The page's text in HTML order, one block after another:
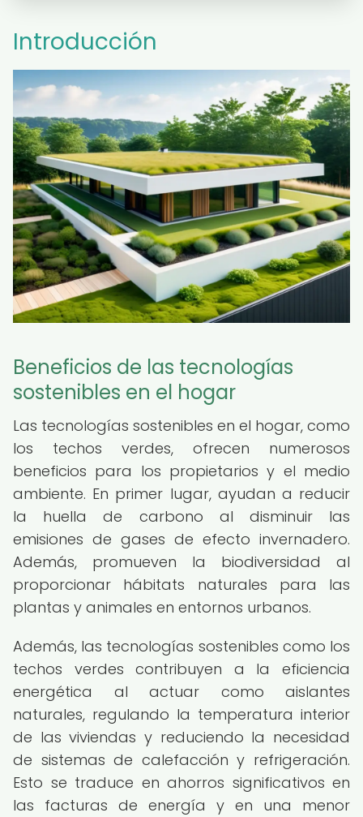
Introducción
Beneficios de las tecnologías
sostenibles en el hogar
Las tecnologías sostenibles en el hogar, como
los techos verdes, ofrecen numerosos
beneficios para los propietarios y el medio
ambiente. En primer lugar, ayudan a reducir
la huella de carbono al disminuir las
emisiones de gases de efecto invernadero.
Además, promueven la biodiversidad al
proporcionar hábitats naturales para las
plantas y animales en entornos urbanos.
Además, las tecnologías sostenibles como los
techos verdes contribuyen a la eficiencia
energética al actuar como aislantes
naturales, regulando la temperatura interior
de las viviendas y reduciendo la necesidad
de sistemas de calefacción y refrigeración.
Esto se traduce en ahorros significativos en
las facturas de energía y en una menor